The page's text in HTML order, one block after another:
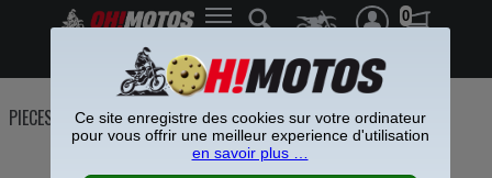
0
Frais de port offerts à partir de 49€
PIECES MOTO>Plastiques>Protection cadre
PROTECTION CADRE
Ce site enregistre des cookies sur votre ordinateur
pour vous offrir une meilleur experience d'utilisation
en savoir plus …